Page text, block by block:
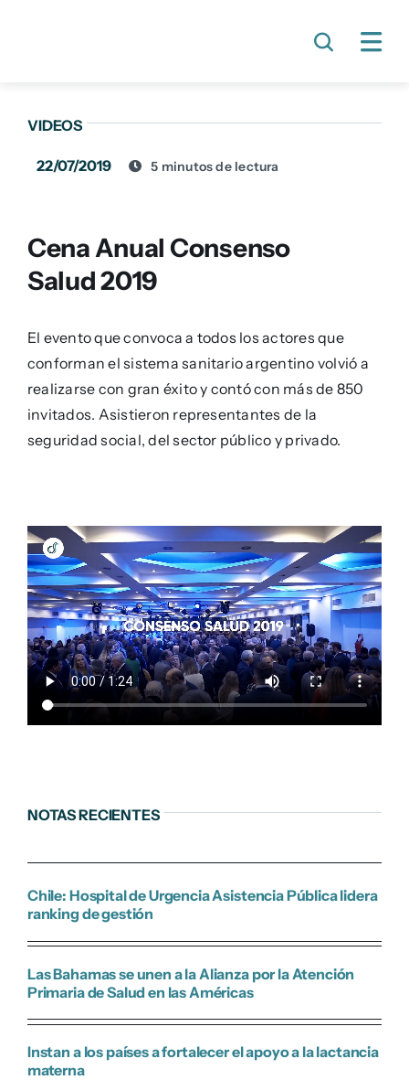
VIDEOS
22/07/2019 5 minutos de lectura
Cena Anual Consenso
Salud 2019
El evento que convoca a todos los actores que
conforman el sistema sanitario argentino volvió a
realizarse con gran éxito y contó con más de 850
invitados. Asistieron representantes de la
seguridad social, del sector público y privado.
NOTAS RECIENTES
Chile: Hospital de Urgencia Asistencia Pública lidera
ranking de gestión
Las Bahamas se unen a la Alianza por la Atención
Primaria de Salud en las Américas
Instan a los países a fortalecer el apoyo a la lactancia
materna